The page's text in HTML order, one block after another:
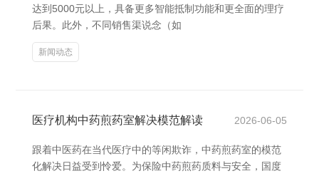
达到5000元以上，具备更多智能抵制功能和更全面的理疗
后果。此外，不同销售渠说念（如
新闻动态
医疗机构中药煎药室解决模范解读 2026-06-05
跟着中医药在当代医疗中的等闲欺诈，中药煎药室的模范
化解决日益受到怜爱。为保险中药煎药质料与安全，国度